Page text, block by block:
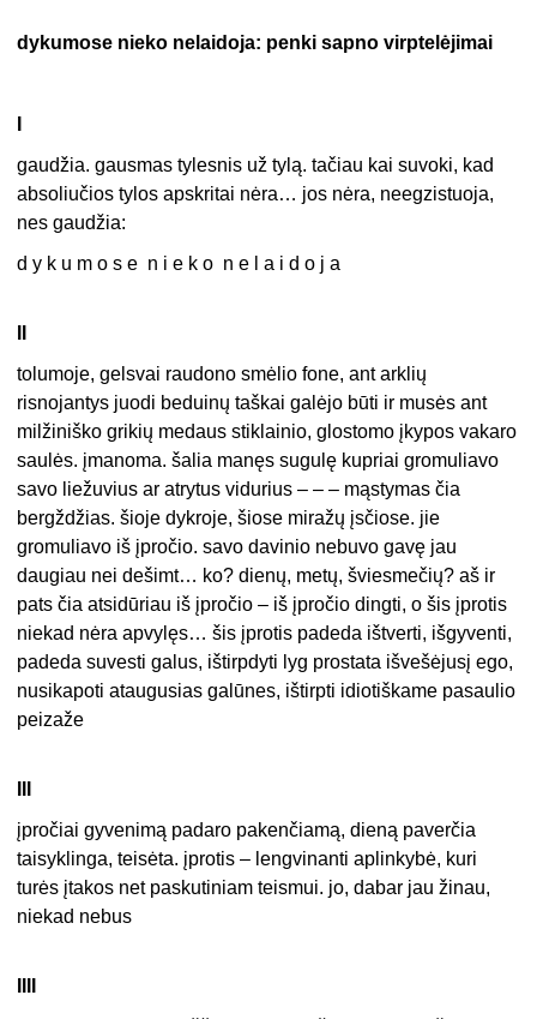
dykumose nieko nelaidoja: penki sapno virptelėjimai
gaudžia. gausmas tylesnis už tylą. tačiau kai suvoki, kad
absoliučios tylos apskritai nėra… jos nėra, neegzistuoja,
nes gaudžia:
d y k u m o s e n i e k o n e l a i d o j a
tolumoje, gelsvai raudono smėlio fone, ant arklių
risnojantys juodi beduinų taškai galėjo būti ir musės ant
milžiniško grikių medaus stiklainio, glostomo įkypos vakaro
saulės. įmanoma. šalia manęs sugulę kupriai gromuliavo
savo liežuvius ar atrytus vidurius – – – mąstymas čia
bergždžias. šioje dykroje, šiose miražų įsčiose. jie
gromuliavo iš įpročio. savo davinio nebuvo gavę jau
daugiau nei dešimt… ko? dienų, metų, šviesmečių? aš ir
pats čia atsidūriau iš įpročio – iš įpročio dingti, o šis įprotis
niekad nėra apvylęs… šis įprotis padeda ištverti, išgyventi,
padeda suvesti galus, ištirpdyti lyg prostata išvešėjusį ego,
nusikapoti ataugusias galūnes, ištirpti idiotiškame pasaulio
peizaže
įpročiai gyvenimą padaro pakenčiamą, dieną paverčia
taisyklinga, teisėta. įprotis – lengvinanti aplinkybė, kuri
turės įtakos net paskutiniam teismui. jo, dabar jau žinau,
niekad nebus